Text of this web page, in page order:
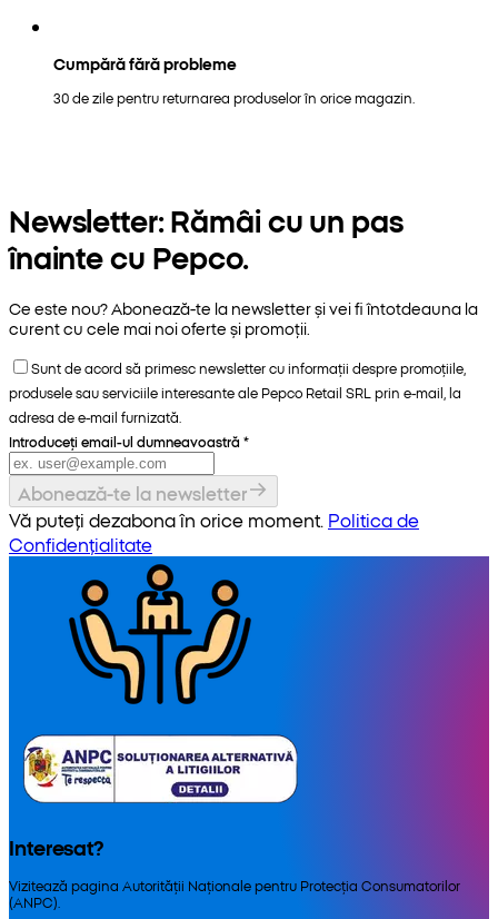
Cumpără fără probleme
30 de zile pentru returnarea produselor în orice magazin.
Newsletter: Rămâi cu un pas
înainte cu Pepco.
Ce este nou? Abonează-te la newsletter și vei fi întotdeauna la
curent cu cele mai noi oferte și promoții.
Sunt de acord să primesc newsletter cu informații despre promoțiile,
produsele sau serviciile interesante ale Pepco Retail SRL prin e-mail, la
adresa de e-mail furnizată.
Introduceți email-ul dumneavoastră *
Abonează-te la newsletter
Vă puteți dezabona în orice moment. Politica de
Confidențialitate
Interesat?
Vizitează pagina Autorității Naționale pentru Protecția Consumatorilor
(ANPC).